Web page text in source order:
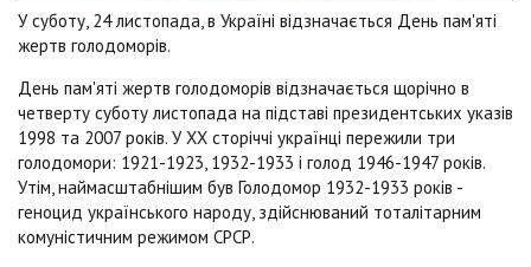
У суботу, 24 листопада, в Україні відзначається День пам'яті
жертв голодоморів.
День пам'яті жертв голодоморів відзначається щорічно в
четверту суботу листопада на підставі президентських указів
1998 та 2007 років. У ХХ сторіччі українці пережили три
голодомори: 1921-1923, 1932-1933 і голод 1946-1947 років.
Утім, наймасштабнішим був Голодомор 1932-1933 років -
геноцид українського народу, здійснюваний тоталітарним
комуністичним режимом СРСР.